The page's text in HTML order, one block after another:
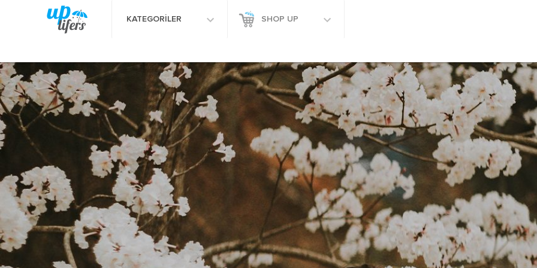
KATEGORİLER SHOP UP